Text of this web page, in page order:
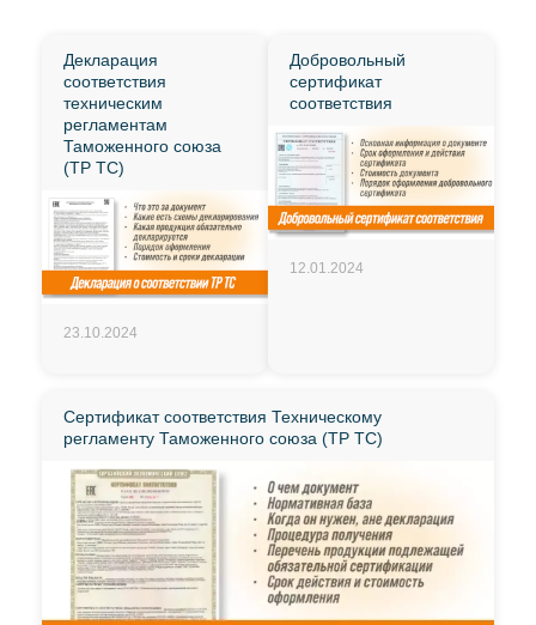
Декларация
соответствия
техническим
регламентам
Таможенного союза
(ТР ТС)
23.10.2024
Добровольный
сертификат
соответствия
12.01.2024
Сертификат соответствия Техническому
регламенту Таможенного союза (ТР ТС)